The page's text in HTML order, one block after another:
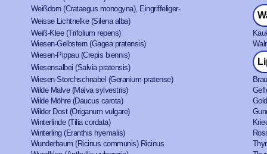
Weißdorn (Crataegus monogyna), Eingriffeliger-
Weisse Lichtnelke (Silena alba)
Weiß-Klee (Trifolium repens)
Wiesen-Gelbstern (Gagea pratensis)
Wiesen-Pippau (Crepis biennis)
Wiesensalbei (Salvia pratensis)
Wiesen-Storchschnabel (Geranium pratense)
Wilde Malve (Malva sylvestris)
Wilde Möhre (Daucus carota)
Wilder Dost (Origanum vulgare)
Winterlinde (Tilia cordata)
Winterling (Eranthis hyemalis)
Wunderbaum (Ricinus communis) Ricinus